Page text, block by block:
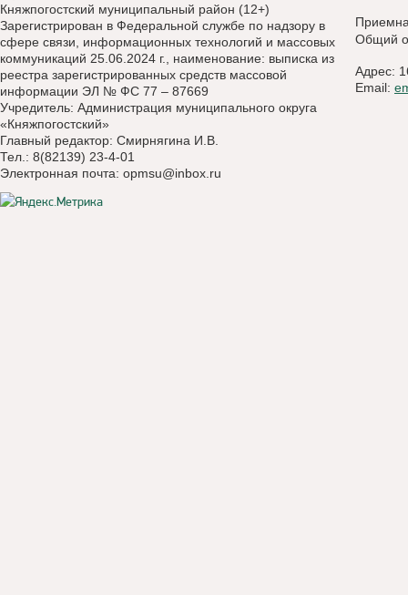
Княжпогостский муниципальный район (12+)
Зарегистрирован в Федеральной службе по надзору в
сфере связи, информационных технологий и массовых
коммуникаций 25.06.2024 г., наименование: выписка из
реестра зарегистрированных средств массовой
информации ЭЛ № ФС 77 – 87669
Учредитель: Администрация муниципального округа
«Княжпогостский»
Главный редактор: Смирнягина И.В.
Тел.: 8(82139) 23-4-01
Электронная почта: opmsu@inbox.ru
Общий
Адрес:
Email: